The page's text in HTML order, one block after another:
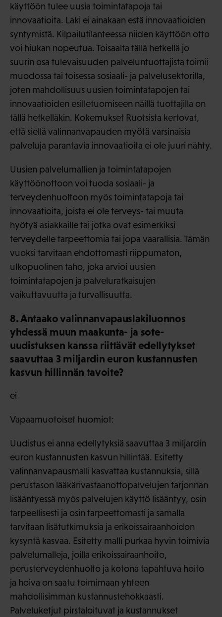
käyttöön tulee uusia toimintatapoja tai
innovaatioita. Laki ei ainakaan estä innovaatioiden
syntymistä. Kilpailutilanteessa niiden käyttöön otto
voi hiukan nopeutua. Toisaalta tällä hetkellä jo
suurin osa tulevaisuuden palveluntuottajista toimii
muodossa tai toisessa sosiaali- ja palvelusektorilla,
joten mahdollisuus uusien toimintatapojen tai
innovaatioiden esilletuomiseen näillä tuottajilla on
tällä hetkelläkin. Kokemukset Ruotsista kertovat,
että siellä valinnanvapauden myötä varsinaisia
palveluja parantavia innovaatioita ei ole juuri nähty.
Uusien palvelumallien ja toimintatapojen
käyttöönottoon voi tuoda sosiaali- ja
terveydenhuoltoon myös toimintatapoja tai
innovaatioita, joista ei ole terveys- tai muuta
hyötyä asiakkaille tai jotka ovat esimerkiksi
terveydelle tarpeettomia tai jopa vaarallisia. Tämän
vuoksi tarvitaan ehdottomasti riippumaton,
ulkopuolinen taho, joka arvioi uusien
toimintatapojen ja palveluratkaisujen
vaikuttavuutta ja turvallisuutta.
8. Antaako valinnanvapauslakiluonnos
yhdessä muun maakunta- ja sote-
uudistuksen kanssa riittävät edellytykset
saavuttaa 3 miljardin euron kustannusten
kasvun hillinnän tavoite?
ei
Vapaamuotoiset huomiot:
Uudistus ei anna edellytyksiä saavuttaa 3 miljardin
euron kustannusten kasvun hillintää. Esitetty
valinnanvapausmalli kasvattaa kustannuksia, sillä
perustason lääkärivastaanottopalvelujen tarjonnan
lisääntyessä myös palvelujen käyttö lisääntyy, osin
tarpeellisesti ja osin tarpeettomasti ja samalla
tarvitaan lisätutkimuksia ja erikoissairaanhoidon
kysyntä kasvaa. Esitetty malli purkaa hyvin toimivia
palvelumalleja, joilla erikoissairaanhoito,
perusterveydenhuolto ja kotona tapahtuva hoito
ja hoiva on saatu toimimaan yhteen
mahdollisimman kustannustehokkaasti.
Palveluketjut pirstaloituvat ja kustannukset